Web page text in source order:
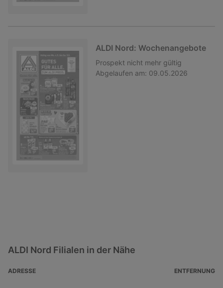
ALDI Nord: Wochenangebote
Prospekt nicht mehr gültig
Abgelaufen am: 09.05.2026
ALDI Nord Filialen in der Nähe
ADRESSE ENTFERNUNG